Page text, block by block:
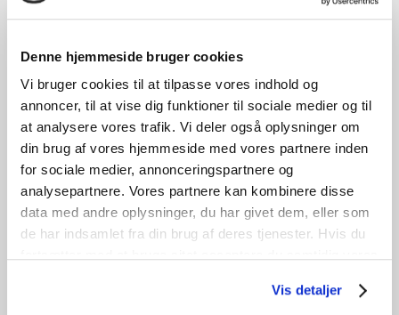
Denne hjemmeside bruger cookies
Vi bruger cookies til at tilpasse vores indhold og
annoncer, til at vise dig funktioner til sociale medier og til
at analysere vores trafik. Vi deler også oplysninger om
din brug af vores hjemmeside med vores partnere inden
for sociale medier, annonceringspartnere og
analysepartnere. Vores partnere kan kombinere disse
data med andre oplysninger, du har givet dem, eller som
de har indsamlet fra din brug af deres tjenester. Hvis du
Vis detaljer
Fastkarms vinduesparti
OF2987
kr.1.400,00
Tilføj til kurv
B179cm /H219cm4stk. på lager
3 lags
energiglas